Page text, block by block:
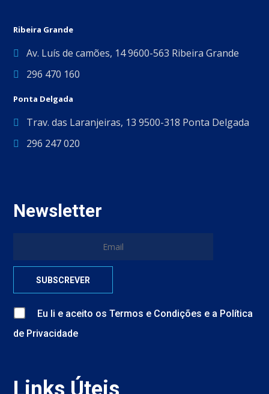
Ribeira Grande
Av. Luís de camões, 14 9600-563 Ribeira Grande
296 470 160
Ponta Delgada
Trav. das Laranjeiras, 13 9500-318 Ponta Delgada
296 247 020
Newsletter
Eu li e aceito osTermos e Condições e a Política
de Privacidade